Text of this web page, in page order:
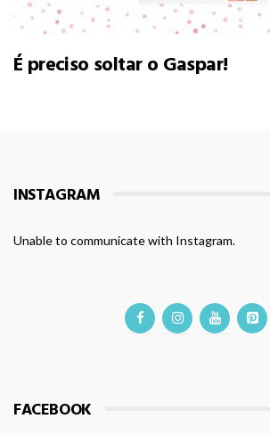
É preciso soltar o Gaspar!
INSTAGRAM
Unable to communicate with Instagram.
FACEBOOK